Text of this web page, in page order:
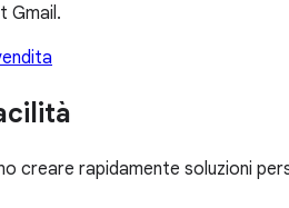
Gmail.
creare rapidamente soluzioni